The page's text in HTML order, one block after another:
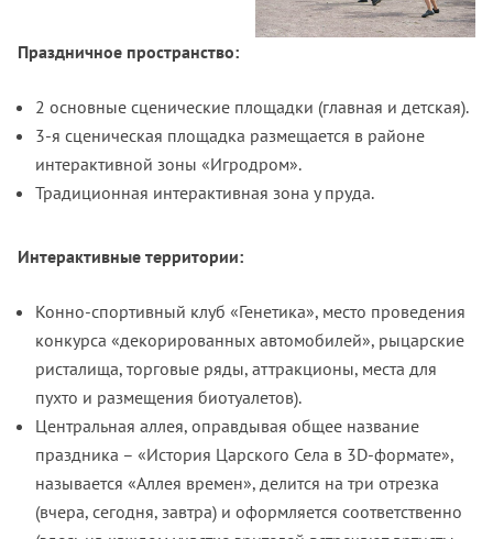
Праздничное пространство:
2 основные сценические площадки (главная и детская).
3-я сценическая площадка размещается в районе
интерактивной зоны «Игродром».
Традиционная интерактивная зона у пруда.
Интерактивные территории:
Конно-спортивный клуб «Генетика», место проведения
конкурса «декорированных автомобилей», рыцарские
ристалища, торговые ряды, аттракционы, места для
пухто и размещения биотуалетов).
Центральная аллея, оправдывая общее название
праздника – «История Царского Села в 3D-формате»,
называется «Аллея времен», делится на три отрезка
(вчера, сегодня, завтра) и оформляется соответственно